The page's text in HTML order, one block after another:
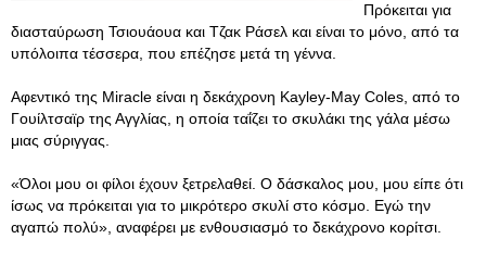
Πρόκειται για
διασταύρωση Τσιουάουα και Τζακ Ράσελ και είναι το μόνο, από τα
υπόλοιπα τέσσερα, που επέζησε μετά τη γέννα.
Αφεντικό της Miracle είναι η δεκάχρονη Kayley-May Coles, από το
Γουίλτσαϊρ της Αγγλίας, η οποία ταΐζει το σκυλάκι της γάλα μέσω
μιας σύριγγας.
«Όλοι μου οι φίλοι έχουν ξετρελαθεί. Ο δάσκαλος μου, μου είπε ότι
ίσως να πρόκειται για το μικρότερο σκυλί στο κόσμο. Εγώ την
αγαπώ πολύ», αναφέρει με ενθουσιασμό το δεκάχρονο κορίτσι.